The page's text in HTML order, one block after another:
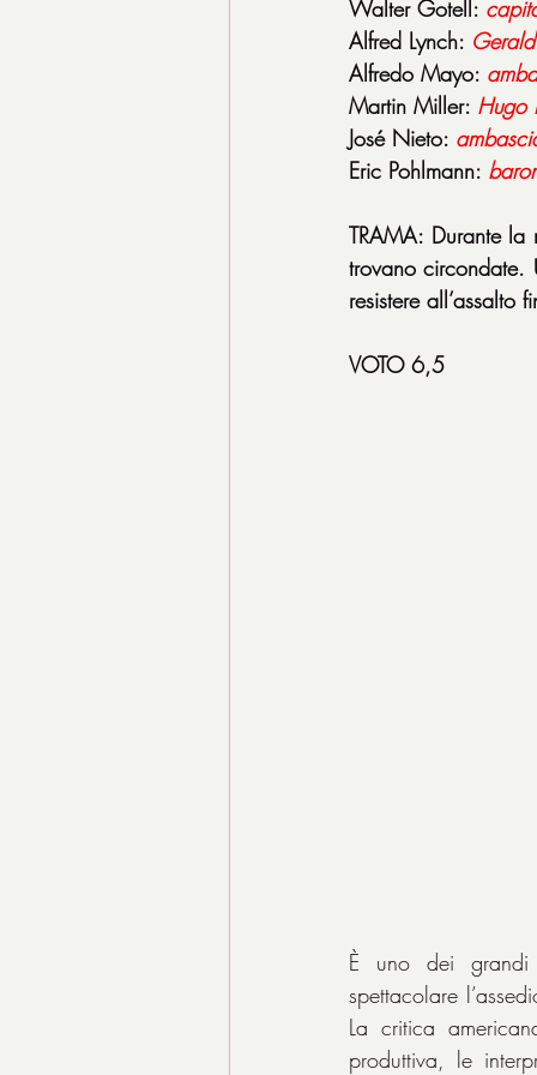
Walter Gotell:
Alfred Lynch: Gerald
Alfredo Mayo:
Martin Miller: Hugo
José Nieto:
Eric Pohlmann:
TRAMA: Durante
trovano circondate.
resistere all’assalto
VOTO 6,5
È uno dei grandi
spettacolare
La critica
produttiva, le